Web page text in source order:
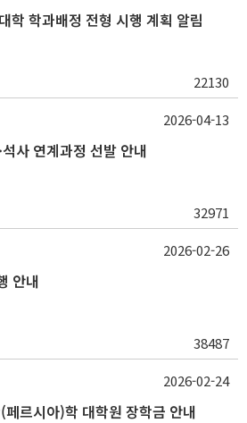
학 학과배정 전형 시행 계획 알림
22130
사 연계과정 선발 안내
32971
2026-04-13
안내
38487
2026-02-26
르시아)학 대학원 장학금 안내
2026-02-24